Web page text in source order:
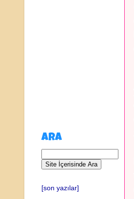
ARA
[son yazılar]